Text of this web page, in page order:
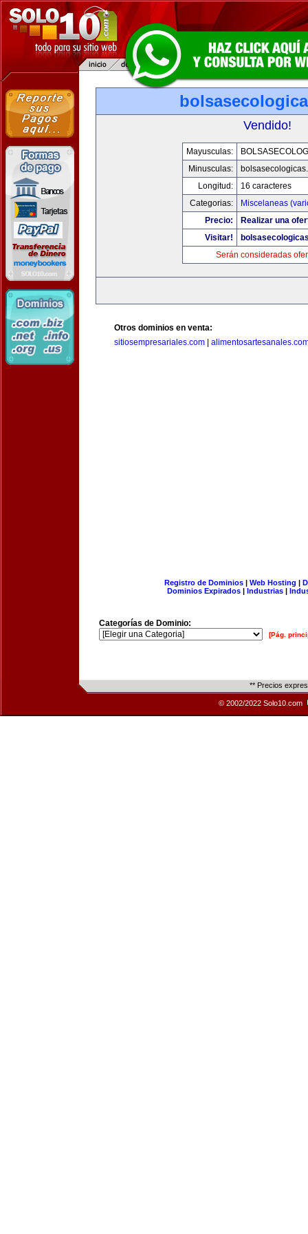
Vendido!
Mayusculas:
Minusculas:
Longitud:
16 caracteres
Categorias:
Miscelaneas
Precio:
Realizar una
Visitar!
Serán consideradas
Otros dominios en venta:
sitiosempresariales.com
Registro de Dominios| Web Hosting |
Dominios Expirados | Industrias |
Categorías de Dominio:
[Pág.
** Precios
© 2002/2022 Solo10.com